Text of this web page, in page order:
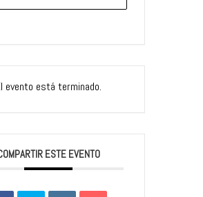
evento está terminado.
ESTE EVENTO